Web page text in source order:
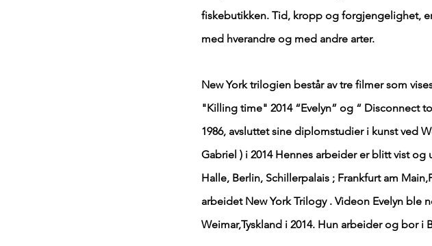
fiskebutikken. Tid, kropp og forgjengelighet,
med hverandre og med andre arter.
New York trilogien består av tre filmer som
"Killing time" 2014 “Evelyn” og “ Disconnect
1986, avsluttet sine diplomstudier i kunst ved
Gabriel ) i 2014 Hennes arbeider er blitt vist
Halle, Berlin, Schillerpalais ; Frankfurt am
arbeidet New York Trilogy . Videon Evelyn ble
Weimar,Tyskland i 2014. Hun arbeider og bor i